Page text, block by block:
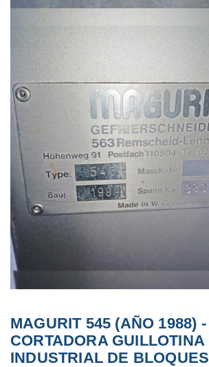
MAGURIT 545 (AÑO 1988) -
CORTADORA GUILLOTINA
INDUSTRIAL DE BLOQUES